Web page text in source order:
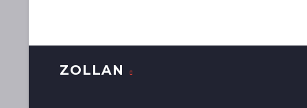
bibendum auctor, nisi elit
consequat ipsum, nec
05 Mar 2016
ZOLLAN